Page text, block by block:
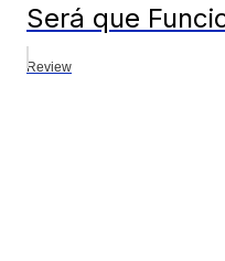
Será que
Review